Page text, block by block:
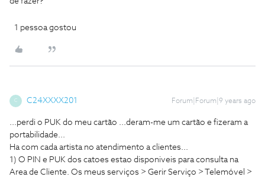
1 pessoa gostou
C C24XXXX201 Forum|Forum|9 years ago
...perdi o PUK do meu cartão ...deram-me um cartão e fizeram a
portabilidade...
Ha com cada artista no atendimento a clientes...
1) O PIN e PUK dos catoes estao disponiveis para consulta na
Area de Cliente. Os meus serviços > Gerir Serviço > Telemóvel >